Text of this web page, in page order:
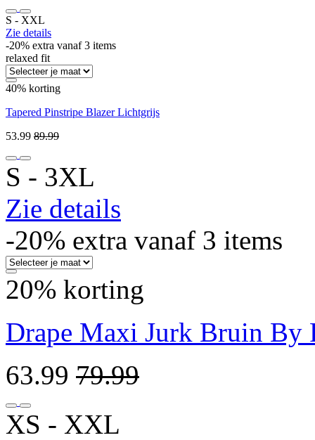
S ‐ XXL
Zie details
-20% extra vanaf 3 items
relaxed fit
40% korting
Tapered Pinstripe Blazer Lichtgrijs
53.99 89.99
S ‐ 3XL
Zie details
-20% extra vanaf 3 items
20% korting
Drape Maxi Jurk Bruin By
63.99 79.99
XS ‐ XXL